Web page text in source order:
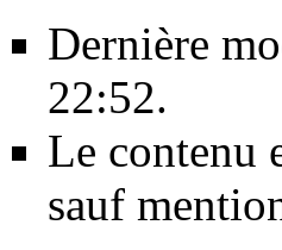
Dernière
22:52.
Le contenu
sauf